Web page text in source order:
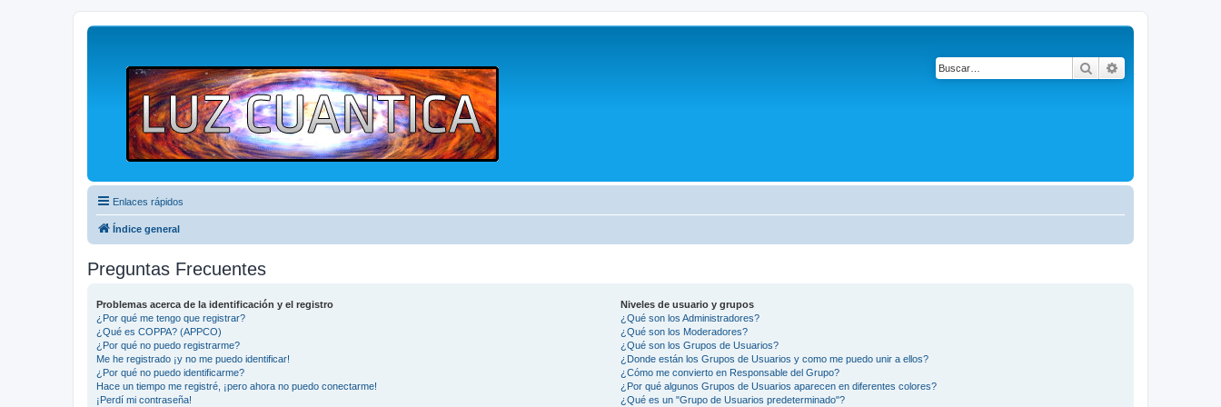
Buscar
Enlaces rápidos
Índice general
Preguntas Frecuentes
Problemas acerca de la identificación y el registro
¿Por qué me tengo que registrar?
¿Qué es COPPA? (APPCO)
¿Por qué no puedo registrarme?
Me he registrado ¡y no me puedo identificar!
¿Por qué no puedo identificarme?
Hace un tiempo me registré, ¡pero ahora no puedo conectarme!
¡Perdí mi contraseña!
Niveles de usuario y grupos
¿Qué son los Administradores?
¿Qué son los Moderadores?
¿Qué son los Grupos de Usuarios?
¿Donde están los Grupos de Usuarios y como me puedo unir a ellos?
¿Cómo me convierto en Responsable del Grupo?
¿Por qué algunos Grupos de Usuarios aparecen en diferentes colores?
¿Qué es un "Grupo de Usuarios predeterminado"?